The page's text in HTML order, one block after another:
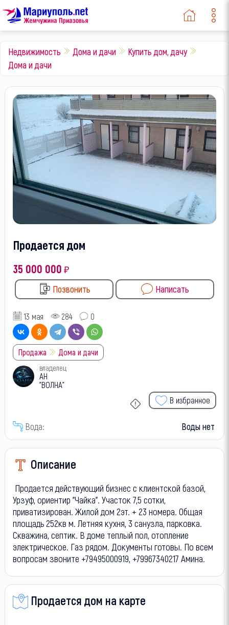
Недвижимость Дома и дачи
Купить дом, дачу
Дома и дачи
Продается дом
35 000 000 ₽
Позвонить
Написать
13 мая 284 0
Продажа Дома и дачи
владелец
АН
"ВОЛНА"
В избранное
Вода: Воды нет
Описание
Продается действующий бизнес с клиентской базой,
Урзуф, ориентир "Чайка". Участок 7,5 сотки,
приватизирован. Жилой дом 2эт. + 23 номера. Общая
площадь 252кв м. Летняя кухня, 3 санузла, парковка.
Скважина, септик. В доме теплый пол, отопление
электрическое. Газ рядом. Документы готовы. По всем
вопросам звоните +79495000919, +79967340217 Амина.
Продается дом на карте